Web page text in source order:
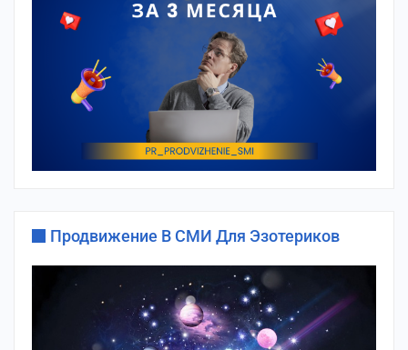
Продвижение В СМИ Для Эзотериков